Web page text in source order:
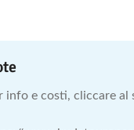
info e costi, cliccare al